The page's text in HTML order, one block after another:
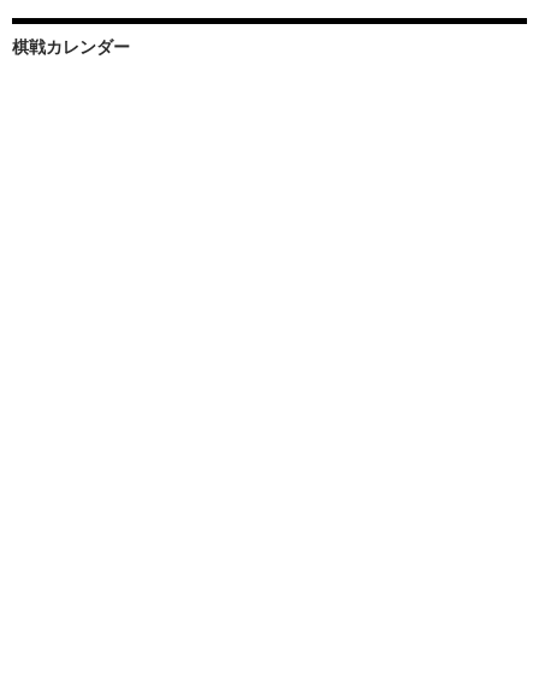
棋戦カレンダー